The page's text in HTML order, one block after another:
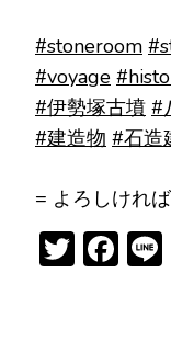
#stoneroom
#voyage
#伊勢塚古墳 #
#建造物 #石造
= よろしけれ